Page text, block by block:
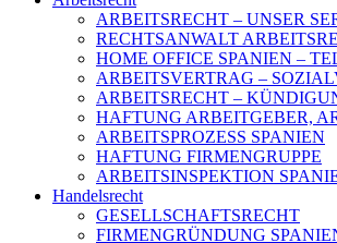
ARBEITSRECHT – UNSER
RECHTSANWALT
HOME OFFICE SPANIEN –
ARBEITSVERTRAG –
ARBEITSRECHT –
HAFTUNG ARBEITGEBER,
ARBEITSPROZESS SPANIEN
HAFTUNG FIRMENGRUPPE
ARBEITSINSPEKTION
Handelsrecht
GESELLSCHAFTSRECHT
FIRMENGRÜNDUNG